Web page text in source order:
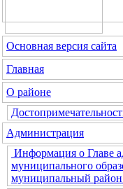
Основная версия сайта
Главная
О районе
Администрация
Информация о Главе
муниципального
муниципальный